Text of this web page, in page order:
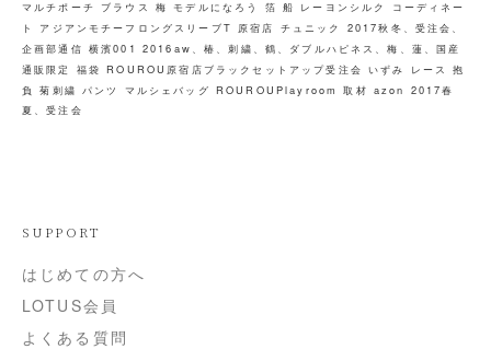
マルチポーチ ブラウス 梅 モデルになろう 箔 船 レーヨンシルク
コーディネー
ト
アジアンモチーフロングスリーブT 原宿店 チュニック
2017秋冬、受注会、
企画部通信 横濱001 2016aw、椿、刺繍、鶴、ダブルハピネス、梅、蓮、国産
通販限定
福袋 ROUROU原宿店ブラックセットアップ受注会 いずみ レース
抱
負 菊刺繍 パンツ マルシェバッグ ROUROUPlayroom 取材 azon 2017春
夏、受注会
SUPPORT
はじめての方へ
LOTUS会員
よくある質問